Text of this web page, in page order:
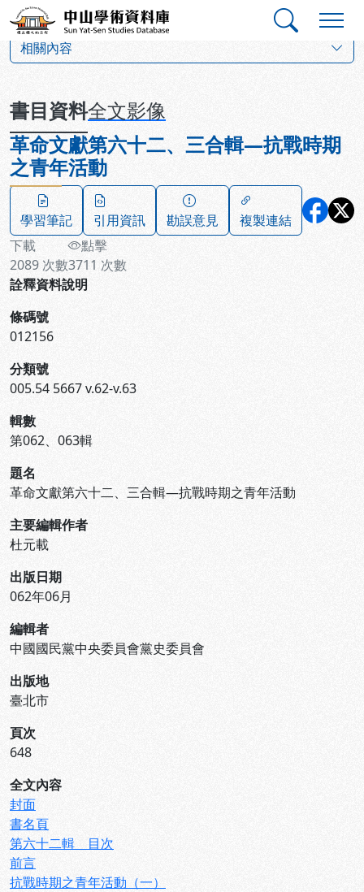
跳到主要內容
中山學術資料庫
相關內容
書目資料全文影像
革命文獻第六十二、三合輯—抗戰時期
之青年活動
學習筆記 引用資訊 勘誤意見
複製連結
下載
2089 次數
點擊
3711 次數
詮釋資料說明
條碼號
012156
分類號
005.54 5667 v.62-v.63
輯數
第062、063輯
題名
革命文獻第六十二、三合輯—抗戰時期之青年活動
主要編輯作者
杜元載
出版日期
062年06月
編輯者
中國國民黨中央委員會黨史委員會
出版地
臺北市
頁次
648
全文內容
封面
書名頁
第六十二輯 目次
前言
抗戰時期之青年活動（一）